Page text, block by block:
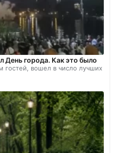
День города. Как это было
гостей, вошел в число лучших